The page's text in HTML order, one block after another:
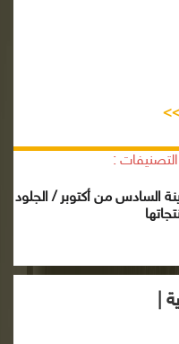
>>
التصنيفات :
السادس من أكتوبر / الجلود
|